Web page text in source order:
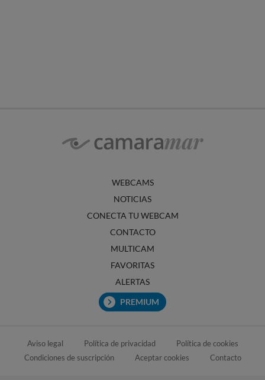
WEBCAMS
NOTICIAS
CONECTA TU WEBCAM
CONTACTO
MULTICAM
FAVORITAS
ALERTAS
PREMIUM
Aviso legal Política de privacidad
Política de cookies
Condiciones de suscripción
Aceptar cookies Contacto